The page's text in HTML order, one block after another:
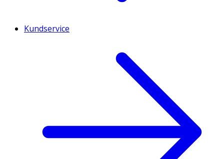
Kundservice